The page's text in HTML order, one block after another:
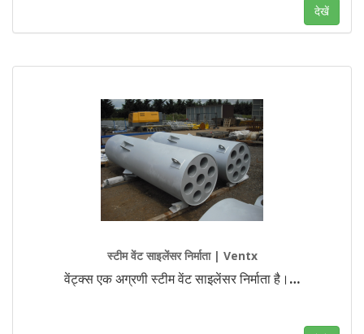
देखें
स्टीम वेंट साइलेंसर निर्माता | Ventx
वेंट्क्स एक अग्रणी स्टीम वेंट साइलेंसर निर्माता है। …